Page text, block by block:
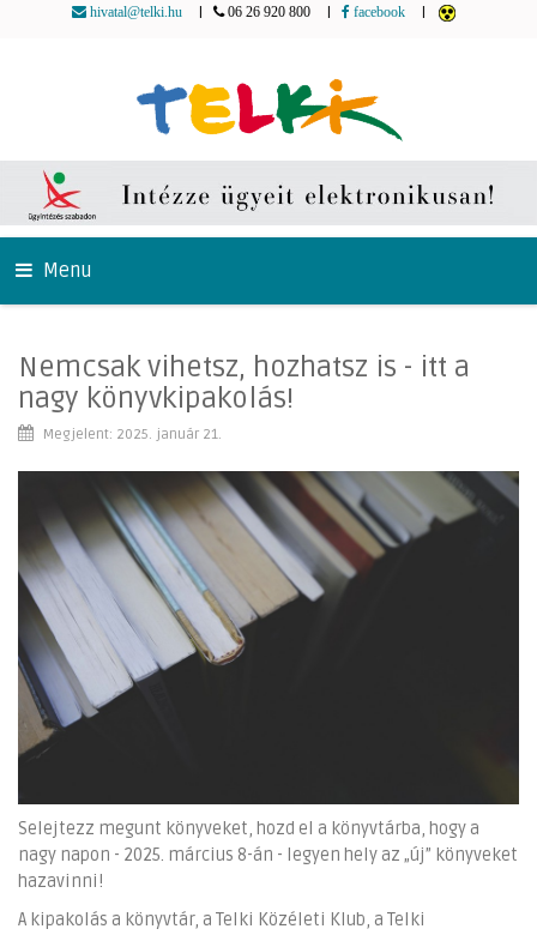
hivatal@telki.hu 06 26 920 800 facebook
Menu
Nemcsak vihetsz, hozhatsz is - itt a
nagy könyvkipakolás!
Megjelent: 2025. január 21.
Selejtezz megunt könyveket, hozd el a könyvtárba, hogy a
nagy napon - 2025. március 8-án - legyen hely az „új” könyveket
hazavinni!
A kipakolás a könyvtár, a Telki Közéleti Klub, a Telki